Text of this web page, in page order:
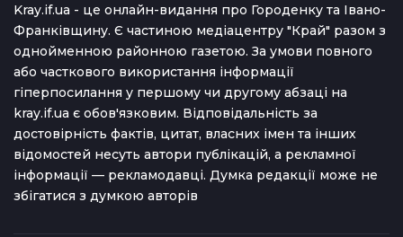
Kray.if.ua - це онлайн-видання про Городенку та Івано-
Франківщину. Є частиною медіацентру "Край" разом з
однойменною районною газетою. За умови повного
або часткового використання iнформацiї
гіперпосилання у першому чи другому абзаці на
kray.if.ua є обов'язковим. Відповідальність за
достовірність фактів, цитат, власних імен та інших
відомостей несуть автори публікацій, а рекламної
інформації — рекламодавці. Думка редакцiї може не
збiгатися з думкою авторiв